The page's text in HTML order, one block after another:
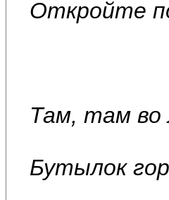
Откройте
Там, там во
Бутылок